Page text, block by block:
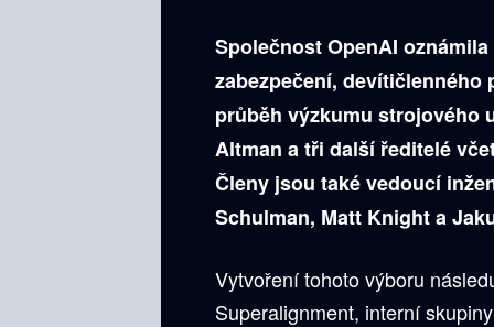
Společnost OpenAI
zabezpečení, devítičlenného
průběh výzkumu strojového
Altman a tři další ředitelé
Členy jsou také vedoucí
Schulman, Matt Knight a
Vytvoření tohoto výboru
Superalignment, interní